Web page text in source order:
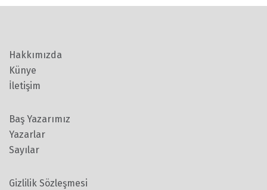
Hakkımızda
Künye
İletişim
Baş Yazarımız
Yazarlar
Sayılar
Gizlilik Sözleşmesi